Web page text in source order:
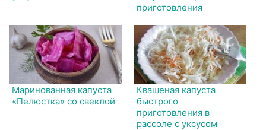
приготовления
Маринованная капуста
«Пелюстка» со свеклой
Квашеная капуста
быстрого
приготовления в
рассоле с уксусом